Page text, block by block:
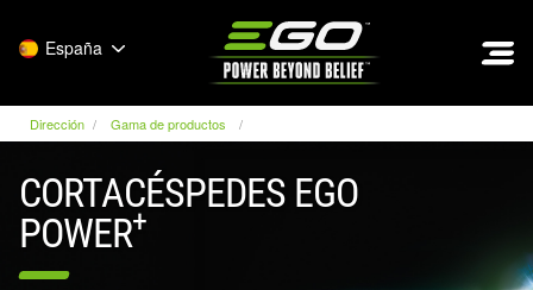
España
Dirección Gama de productos
CORTACÉSPEDES EGO
POWER+